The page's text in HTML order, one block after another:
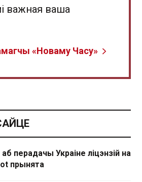
важная ваша
«Новаму Часу»
перадачы Украіне ліцэнзій на
прынята